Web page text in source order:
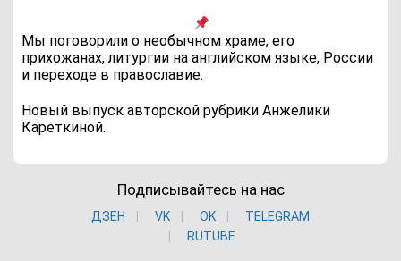
Мы поговорили о необычном храме, его
прихожанах, литургии на английском языке, России
и переходе в православие.
Новый выпуск авторской рубрики Анжелики
Кареткиной.
Подписывайтесь на нас
ДЗЕН VK ОK
TELEGRAM
RUTUBE